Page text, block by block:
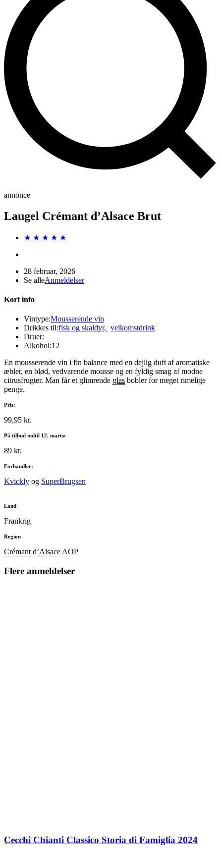
annonce
Laugel Crémant d’Alsace Brut
★ ★ ★ ★ ★
28 februar, 2026
Se alleAnmeldelser
Kort info
Vintype:Mousserende vin
Drikkes til:fisk og skaldyr, velkomstdrink
Druer:
Alkohol:12
En mousserende vin i fin balance med en dejlig duft af aromatiske
æbler, en blød, vedvarende mousse og en fyldig smag af modne
citrusfrugter. Man får et glimrende glas bobler for meget rimelige
penge.
Pris:
99,95 kr.
På tilbud indtil 12. marts:
89 kr.
Forhandler:
Kvickly og SuperBrugsen
Land
Frankrig
Region
Crémant d’Alsace AOP
Flere anmeldelser
Cecchi Chianti Classico Storia di Famiglia 2024